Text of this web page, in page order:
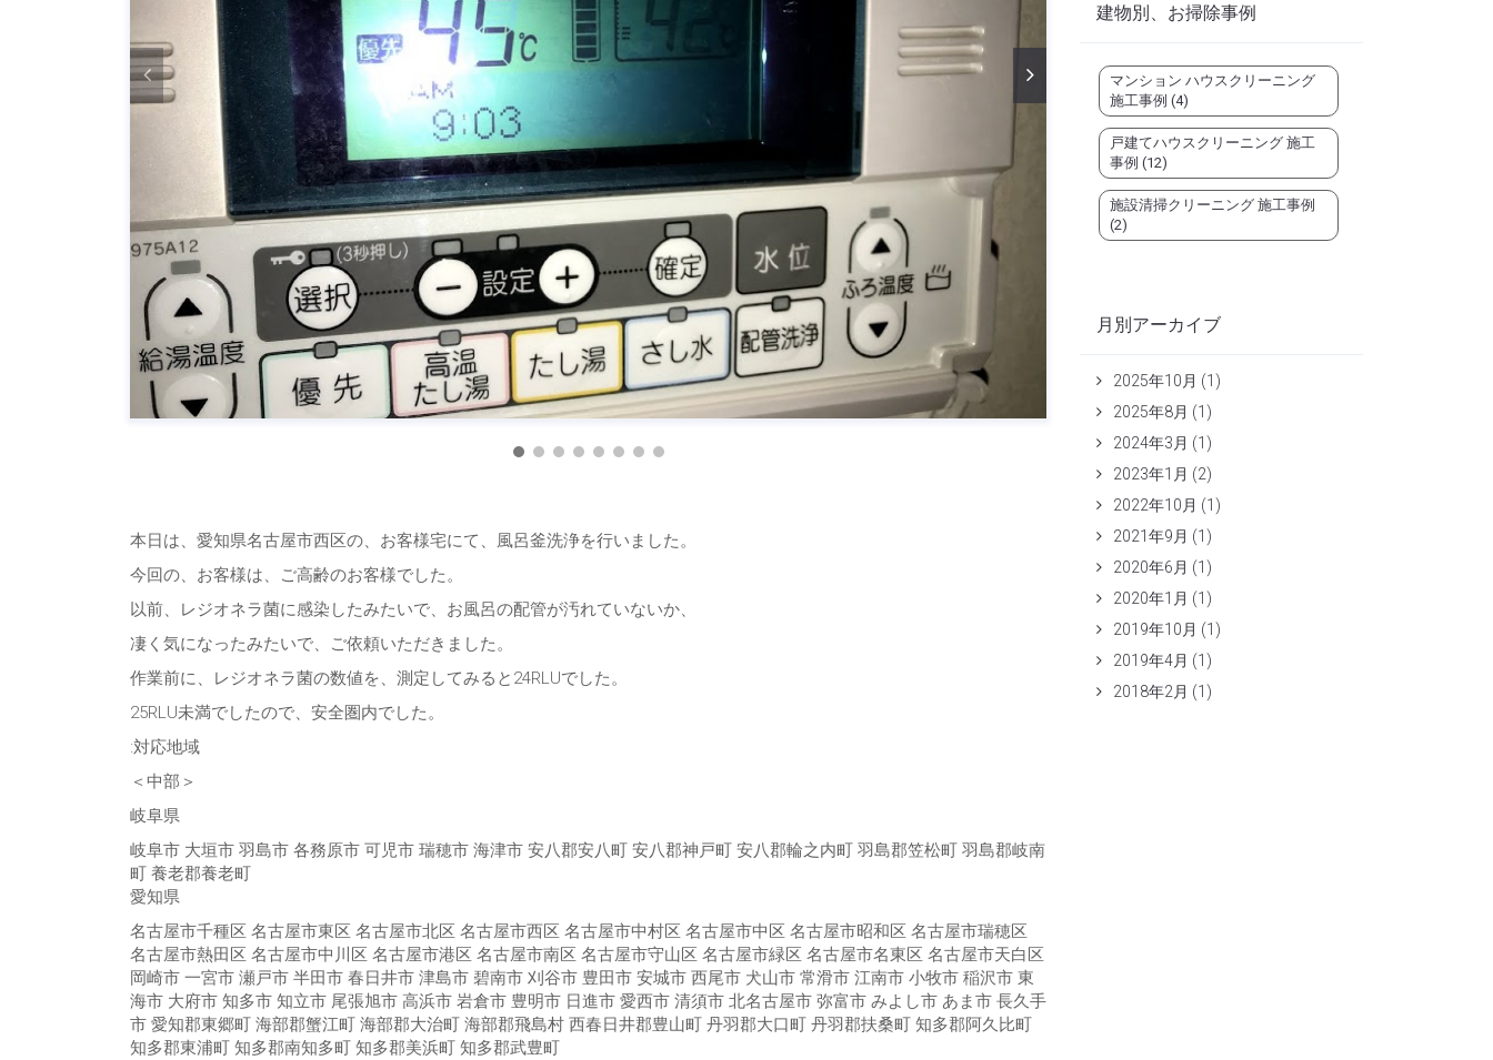
本日は、愛知県名古屋市西区の、お客様宅にて、風呂釜洗浄を行いました。
今回の、お客様は、ご高齢のお客様でした。
以前、レジオネラ菌に感染したみたいで、お風呂の配管が汚れていないか、
凄く気になったみたいで、ご依頼いただきました。
作業前に、レジオネラ菌の数値を、測定してみると24RLUでした。
25RLU未満でしたので、安全圏内でした。
:対応地域
＜中部＞
岐阜県
岐阜市 大垣市 羽島市 各務原市 可児市 瑞穂市 海津市 安八郡安八町 安八郡神戸町 安八郡輪之内町 羽島郡笠松町 羽島郡岐南
町 養老郡養老町
愛知県
名古屋市千種区 名古屋市東区 名古屋市北区 名古屋市西区 名古屋市中村区 名古屋市中区 名古屋市昭和区 名古屋市瑞穂区
名古屋市熱田区 名古屋市中川区 名古屋市港区 名古屋市南区 名古屋市守山区 名古屋市緑区 名古屋市名東区 名古屋市天白区
岡崎市 一宮市 瀬戸市 半田市 春日井市 津島市 碧南市 刈谷市 豊田市 安城市 西尾市 犬山市 常滑市 江南市 小牧市 稲沢市 東
海市 大府市 知多市 知立市 尾張旭市 高浜市 岩倉市 豊明市 日進市 愛西市 清須市 北名古屋市 弥富市 みよし市 あま市 長久手
市 愛知郡東郷町 海部郡蟹江町 海部郡大治町 海部郡飛島村 西春日井郡豊山町 丹羽郡大口町 丹羽郡扶桑町 知多郡阿久比町
知多郡東浦町 知多郡南知多町 知多郡美浜町 知多郡武豊町
建物別、お掃除事例
マンション ハウスクリーニング
施工事例 (4)
戸建てハウスクリーニング 施工
事例 (12)
施設清掃クリーニング 施工事例
(2)
月別アーカイブ
2025年10月 (1)
2025年8月 (1)
2024年3月 (1)
2023年1月 (2)
2022年10月 (1)
2021年9月 (1)
2020年6月 (1)
2020年1月 (1)
2019年10月 (1)
2019年4月 (1)
2018年2月 (1)